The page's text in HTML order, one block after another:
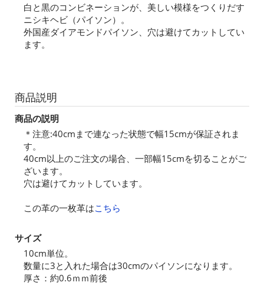
白と黒のコンビネーションが、美しい模様をつくりだす
ニシキヘビ（パイソン）。
外国産ダイアモンドパイソン、穴は避けてカットしてい
ます。
商品説明
商品の説明
＊注意:40cmまで連なった状態で幅15cmが保証されま
す。
40cm以上のご注文の場合、一部幅15cmを切ることがご
ざいます。
穴は避けてカットしています。
この革の一枚革はこちら
サイズ
10cm単位。
数量に3と入れた場合は30cmのパイソンになります。
厚さ：約0.6ｍｍ前後